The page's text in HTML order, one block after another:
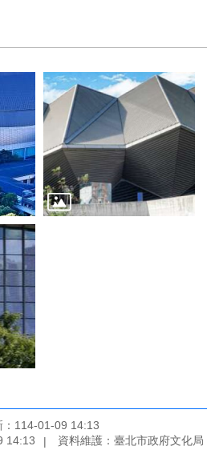
：114-01-09 14:13
14:13
資料維護：臺北市政府文化局